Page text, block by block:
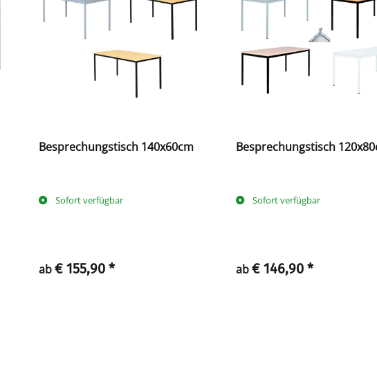
Besprechungstisch 140x60cm
Sofort verfügbar
ab€ 155,90 *
Besprechungstisch
Sofort verfügbar
ab€ 146,90 *